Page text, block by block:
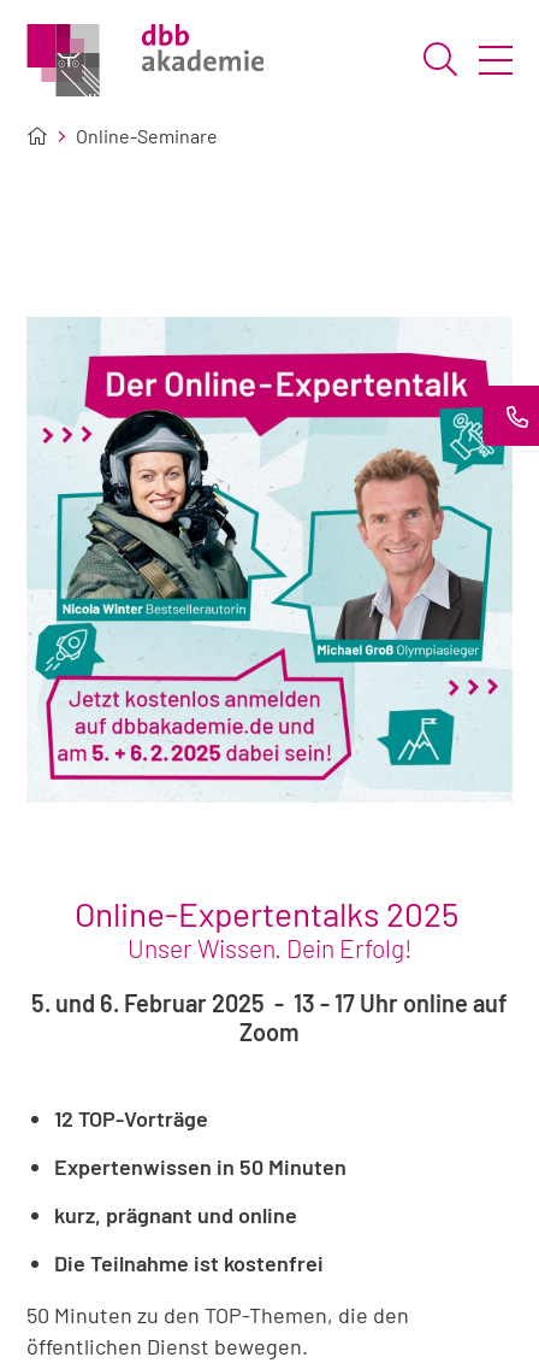
Suche
Online-Seminare
Online-Expertentalks 2025
Unser Wissen. Dein Erfolg!
5. und 6. Februar 2025 - 13 - 17 Uhr online auf
Zoom
12 TOP-Vorträge
Expertenwissen in 50 Minuten
kurz, prägnant und online
Die Teilnahme ist kostenfrei
50 Minuten zu den TOP-Themen, die den
öffentlichen Dienst bewegen.